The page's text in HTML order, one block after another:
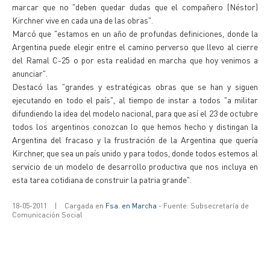
marcar que no "deben quedar dudas que el compañero (Néstor)
Kirchner vive en cada una de las obras".
Marcó que "estamos en un año de profundas definiciones, donde la
Argentina puede elegir entre el camino perverso que llevo al cierre
del Ramal C-25 o por esta realidad en marcha que hoy venimos a
anunciar".
Destacó las "grandes y estratégicas obras que se han y siguen
ejecutando en todo el país", al tiempo de instar a todos "a militar
difundiendo la idea del modelo nacional, para que así el 23 de octubre
todos los argentinos conozcan lo que hemos hecho y distingan la
Argentina del fracaso y la frustración de la Argentina que quería
Kirchner, que sea un país unido y para todos, donde todos estemos al
servicio de un modelo de desarrollo productiva que nos incluya en
esta tarea cotidiana de construir la patria grande".
18-05-2011 | Cargada en Fsa. en Marcha - Fuente: Subsecretaría de
Comunicación Social